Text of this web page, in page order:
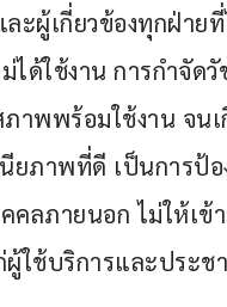
ผู้เกี่ยวข้องทุกฝ่าย
ด้ใช้งาน การกำจัด
าพพร้อมใช้งาน จนเ
ยภาพที่ดี เป็นการป้
ลภายนอก ไม่ให้เข้
ใช้บริการและประช